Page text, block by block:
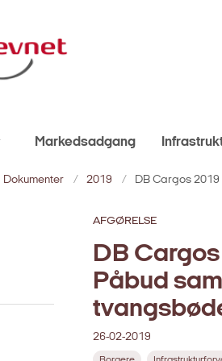
Markedsadgang
Dokumenter 2019 DB Cargos
AFGØRELSE
DB
Påbud
26-02-2019